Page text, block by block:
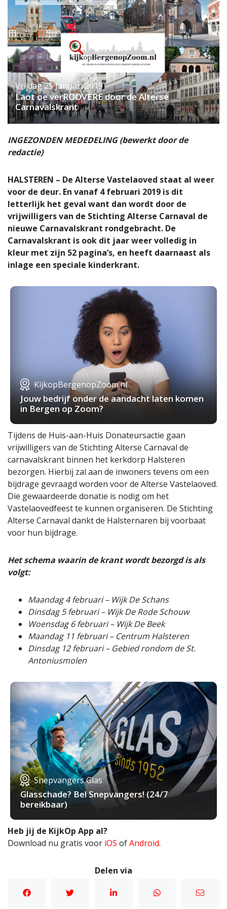
Vrijdag 25 Januari 2019
Laot oe verROOVERE door de Alterse
Carnavalskrant
INGEZONDEN MEDEDELING (bewerkt door de
redactie)
HALSTEREN – De Alterse Vastelaoved staat al weer
voor de deur. En vanaf 4 februari 2019 is dit
letterlijk het geval want dan wordt door de
vrijwilligers van de Stichting Alterse Carnaval de
nieuwe Carnavalskrant rondgebracht. De
Carnavalskrant is ook dit jaar weer volledig in
kleur met zijn 52 pagina’s, en heeft daarnaast als
inlage een speciale kinderkrant.
KijkopBergenopZoom.nl
Jouw bedrijf onder de aandacht laten komen
in Bergen op Zoom?
Tijdens de Huis-aan-Huis Donateursactie gaan
vrijwilligers van de Stichting Alterse Carnaval de
carnavalskrant binnen het kerkdorp Halsteren
bezorgen. Hierbij zal aan de inwoners tevens om een
bijdrage gevraagd worden voor de Alterse Vastelaoved.
Die gewaardeerde donatie is nodig om het
Vastelaovedfeest te kunnen organiseren. De Stichting
Alterse Carnaval dankt de Halsternaren bij voorbaat
voor hun bijdrage.
Het schema waarin de krant wordt bezorgd is als
volgt:
Maandag 4 februari – Wijk De Schans
Dinsdag 5 februari – Wijk De Rode Schouw
Woensdag 6 februari – Wijk De Beek
Maandag 11 februari – Centrum Halsteren
Dinsdag 12 februari – Gebied rondom de St.
Antoniusmolen
Snepvangers Glas
Glasschade? Bel Snepvangers! (24/7
bereikbaar)
Heb jij de KijkOp App al?
Download nu gratis voor iOS ofAndroid.
Delen via